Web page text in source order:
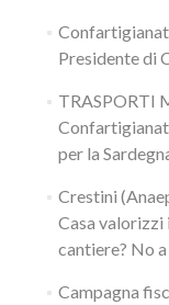
Presidente di
TRASPORTI
per la
Crestini
Casa
cantiere? No
Campagna